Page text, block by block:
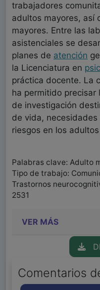
trabajadores
adultos mayores, así
mayores. Entre las
asistenciales se
planes de atención
la Licenciatura en
práctica docente. La
ha permitido precisar
de investigación
de vida,
riesgos en los
Palabras clave: Adulto
Tipo de trabajo:
Trastornos
2531
VER MÁS
Comentarios